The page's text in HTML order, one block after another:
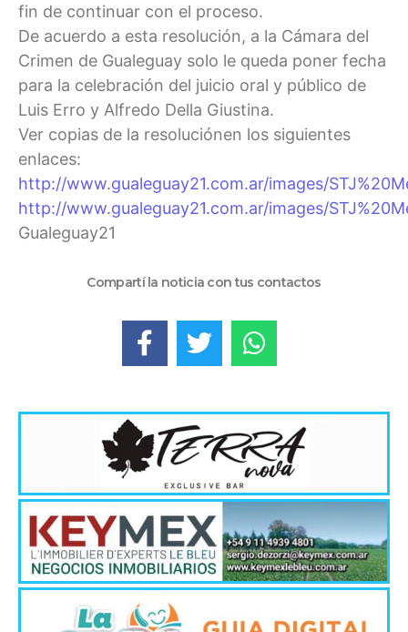
fin de continuar con el proceso.
De acuerdo a esta resolución, a la Cámara del
Crimen de Gualeguay solo le queda poner fecha
para la celebración del juicio oral y público de
Luis Erro y Alfredo Della Giustina.
Ver copias de la resoluciónen los siguientes
enlaces:
http://www.gualeguay21.com.ar/images/
http://www.gualeguay21.com.ar/images/
Gualeguay21
Compartí la noticia con tus contactos